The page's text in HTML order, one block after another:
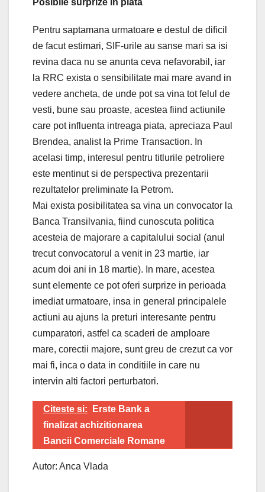
Pentru saptamana urmatoare e destul de dificil
de facut estimari, SIF-urile au sanse mari sa isi
revina daca nu se anunta ceva nefavorabil, iar
la RRC exista o sensibilitate mai mare avand in
vedere ancheta, de unde pot sa vina tot felul de
vesti, bune sau proaste, acestea fiind actiunile
care pot influenta intreaga piata, apreciaza Paul
Brendea, analist la Prime Transaction. In
acelasi timp, interesul pentru titlurile petroliere
este mentinut si de perspectiva prezentarii
rezultatelor preliminate la Petrom.
Mai exista posibilitatea sa vina un convocator la
Banca Transilvania, fiind cunoscuta politica
acesteia de majorare a capitalului social (anul
trecut convocatorul a venit in 23 martie, iar
acum doi ani in 18 martie). In mare, acestea
sunt elemente ce pot oferi surprize in perioada
imediat urmatoare, insa in general principalele
actiuni au ajuns la preturi interesante pentru
cumparatori, astfel ca scaderi de amploare
mare, corectii majore, sunt greu de crezut ca vor
mai fi, inca o data in conditiile in care nu
intervin alti factori perturbatori.
Citeste si:
Erste Bank a
finalizat achizitionarea
Bancii Comerciale Romane
Autor: Anca Vlada